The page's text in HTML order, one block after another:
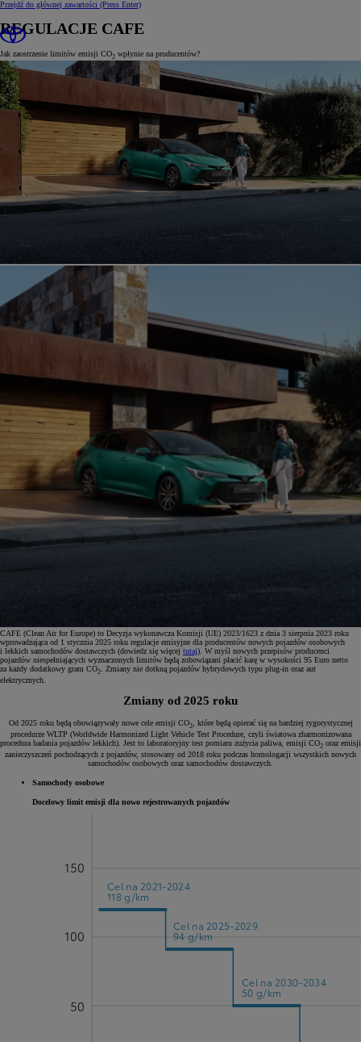
Przejdź do głównej zawartości (Press Enter)
REGULACJE CAFE
Jak zaostrzenie limitów emisji CO2 wpłynie na producentów?
CAFE (Clean Air for Europe) to Decyzja wykonawcza Komisji (UE) 2023/1623 z dnia 3 sierpnia 2023 roku
wprowadzająca od 1 stycznia 2025 roku regulacje emisyjne dla producentów nowych pojazdów osobowych
i lekkich samochodów dostawczych (dowiedz się więcej tutaj). W myśl nowych przepisów producenci
pojazdów niespełniających wyznaczonych limitów będą zobowiązani płacić karę w wysokości 95 Euro netto
za każdy dodatkowy gram CO2
. Zmiany nie dotkną pojazdów hybrydowych typu plug-in oraz aut
elektrycznych.
Zmiany od 2025 roku
Od 2025 roku będą obowiązywały nowe cele emisji CO2, które będą opierać się na bardziej rygorystycznej
procedurze WLTP (Worldwide Harmonized Light Vehicle Test Procedure, czyli światowa zharmonizowana
procedura badania pojazdów lekkich). Jest to laboratoryjny test pomiaru zużycia paliwa, emisji CO2 oraz emisji
zanieczyszczeń pochodzących z pojazdów, stosowany od 2018 roku podczas homologacji wszystkich nowych
samochodów osobowych oraz samochodów dostawczych.
Samochody osobowe
Docelowy limit emisji dla nowo rejestrowanych pojazdów
100
50
150
Cel na 2021-2024
118 g/km
Cel na 2025-2029
94 g/km
Cel na 2030-2034
50 g/km